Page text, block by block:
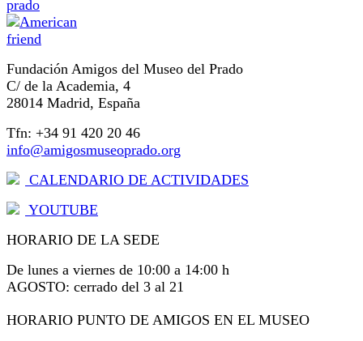
Fundación Amigos del Museo del Prado
C/ de la Academia, 4
28014 Madrid, España
Tfn: +34 91 420 20 46
info@amigosmuseoprado.org
CALENDARIO DE ACTIVIDADES
YOUTUBE
HORARIO DE LA SEDE
De lunes a viernes de 10:00 a 14:00 h
AGOSTO: cerrado del 3 al 21
HORARIO PUNTO DE AMIGOS EN EL MUSEO